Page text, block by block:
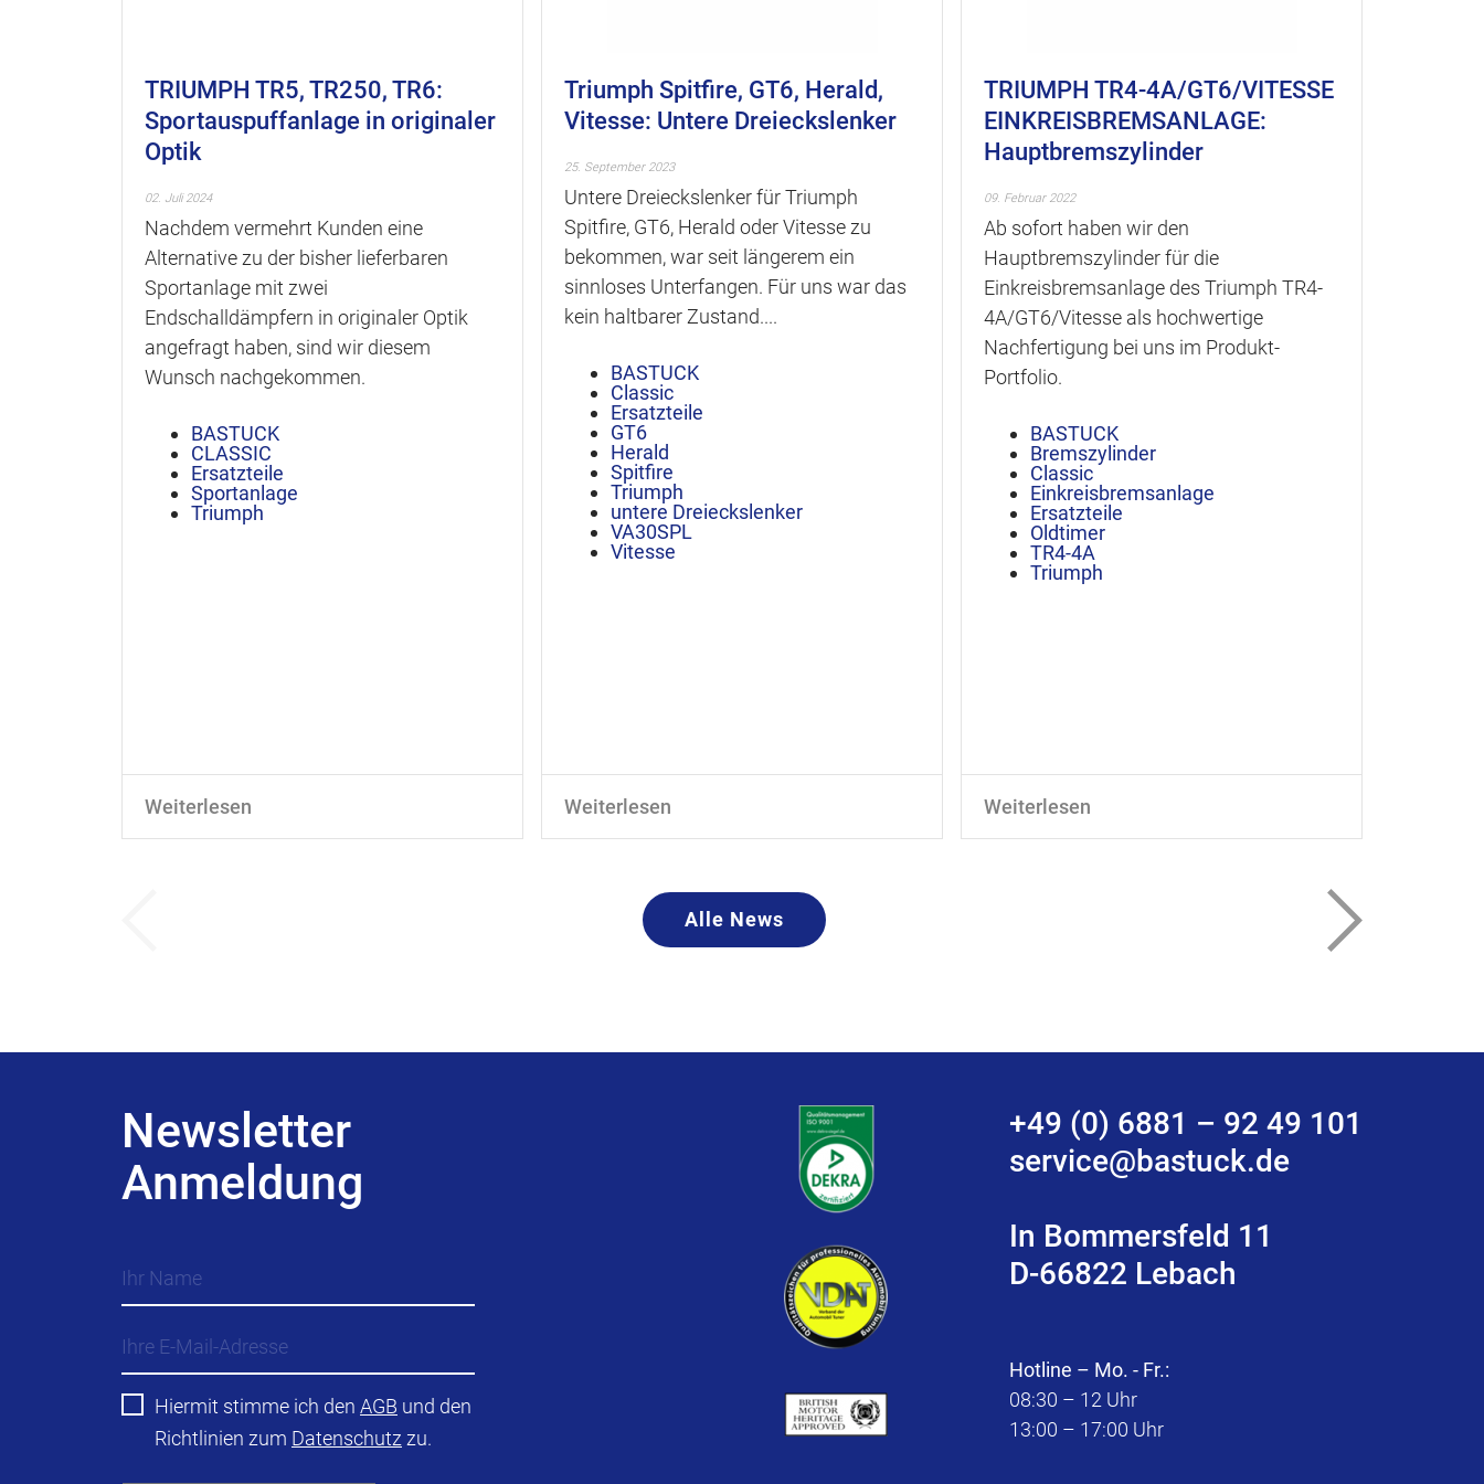
TRIUMPH TR5, TR250, TR6:
Sportauspuffanlage in originaler
Optik
02. Juli 2024
Nachdem vermehrt Kunden eine
Alternative zu der bisher lieferbaren
Sportanlage mit zwei
Endschalldämpfern in originaler Optik
angefragt haben, sind wir diesem
Wunsch nachgekommen.
BASTUCK
CLASSIC
Ersatzteile
Sportanlage
Triumph
Weiterlesen
Triumph Spitfire, GT6, Herald,
Vitesse: Untere Dreieckslenker
25. September 2023
Untere Dreieckslenker für Triumph
Spitfire, GT6, Herald oder Vitesse zu
bekommen, war seit längerem ein
sinnloses Unterfangen. Für uns war das
kein haltbarer Zustand....
BASTUCK
Classic
Ersatzteile
GT6
Herald
Spitfire
Triumph
untere Dreieckslenker
VA30SPL
Vitesse
Weiterlesen
TRIUMPH TR4-4A/GT6/VITESSE
EINKREISBREMSANLAGE:
Hauptbremszylinder
09. Februar 2022
Ab sofort haben wir den
Hauptbremszylinder für die
Einkreisbremsanlage des Triumph TR4-
4A/GT6/Vitesse als hochwertige
Nachfertigung bei uns im Produkt-
Portfolio.
BASTUCK
Bremszylinder
Classic
Einkreisbremsanlage
Ersatzteile
Oldtimer
TR4-4A
Triumph
Weiterlesen
Alle News
Newsletter
Anmeldung
Hiermit stimme ich den AGB und den
Richtlinien zum Datenschutz zu.
+49 (0) 6881 – 92 49 101
service@bastuck.de
In Bommersfeld 11
D-66822 Lebach
Hotline – Mo. - Fr.:
08:30 – 12 Uhr
13:00 – 17:00 Uhr